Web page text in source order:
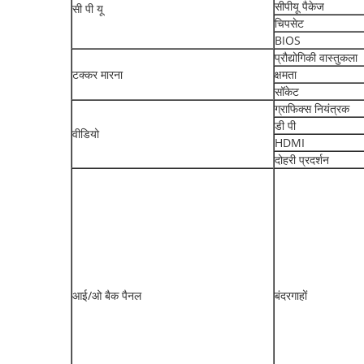
सी पी यू
सीपीयू पैकेज
चिपसेट
BIOS
टक्कर मारना
प्रौद्योगिकी वास्तुकला
क्षमता
सॉकेट
वीडियो
ग्राफिक्स नियंत्रक
डी पी
HDMI
दोहरी प्रदर्शन
आई/ओ बैक पैनल बंदरगाहों